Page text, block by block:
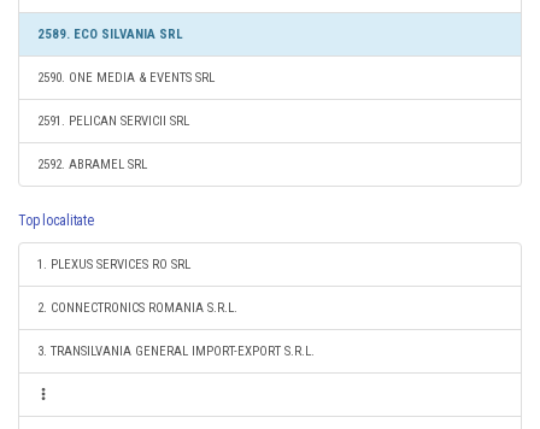
2589. ECO SILVANIA SRL
2590. ONE MEDIA & EVENTS SRL
2591. PELICAN SERVICII SRL
2592. ABRAMEL SRL
Top localitate
1. PLEXUS SERVICES RO SRL
2. CONNECTRONICS ROMANIA S.R.L.
3. TRANSILVANIA GENERAL IMPORT-EXPORT S.R.L.